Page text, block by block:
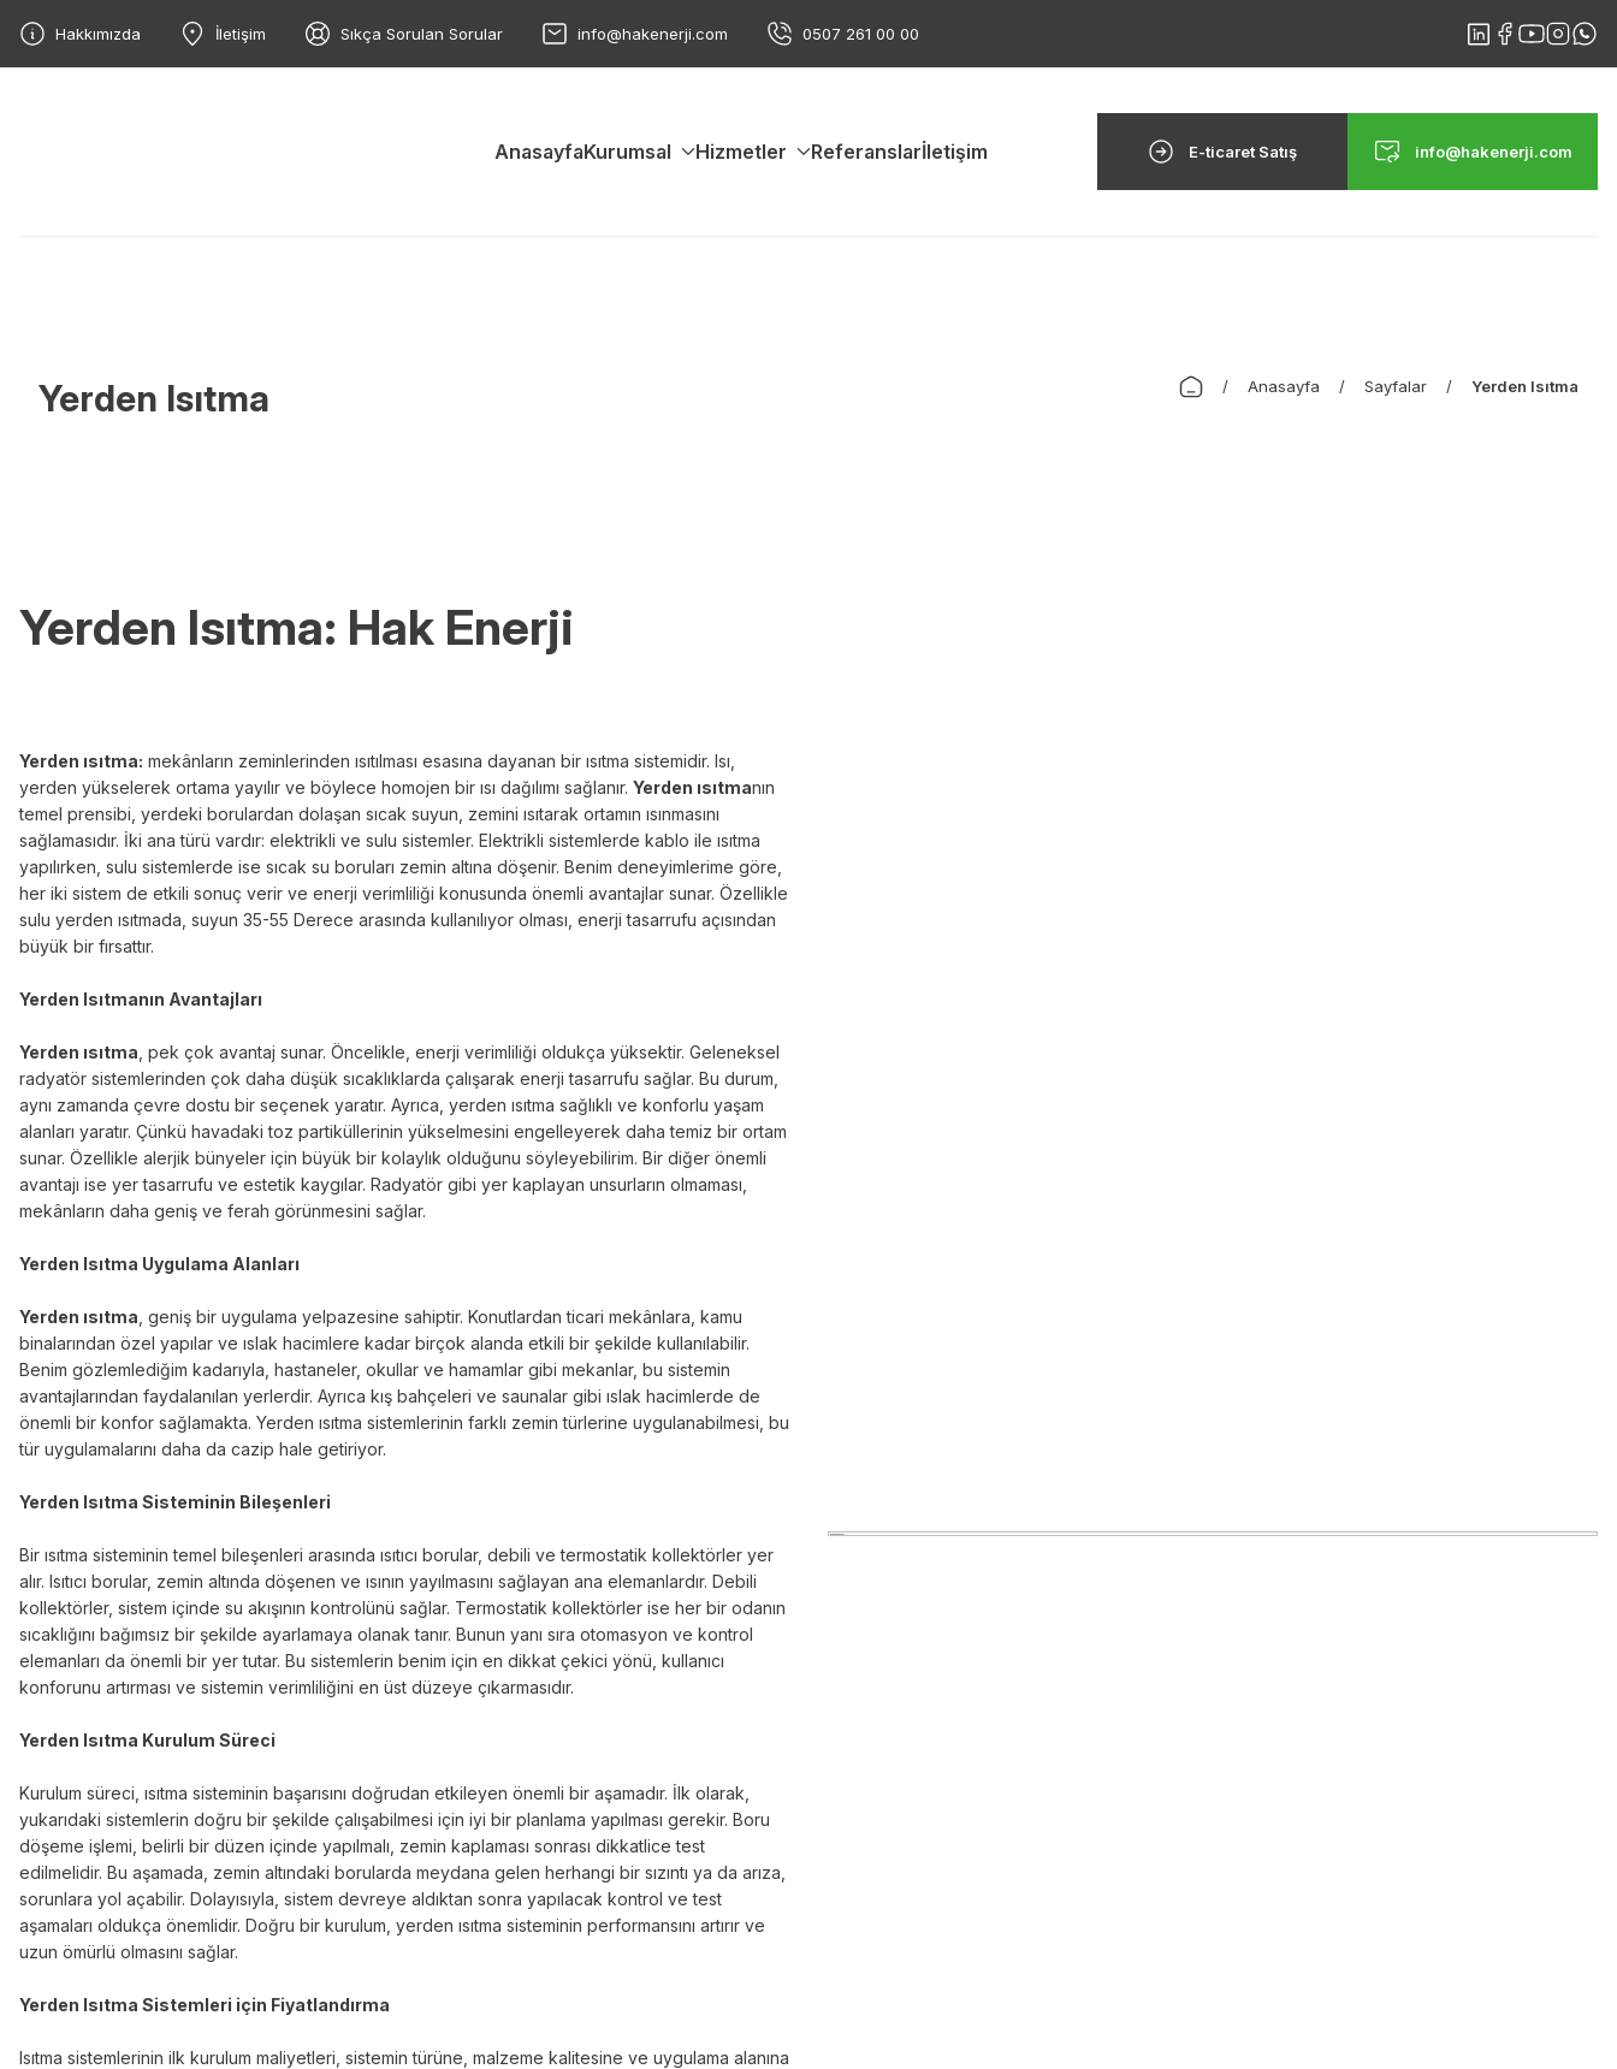
Hakkımızda İletişim Sıkça Sorulan Sorular info@hakenerji.com 0507 261 00 00
AnasayfaKurumsal Hizmetler Referanslarİletişim E-ticaret Satış info@hakenerji.com
Yerden Isıtma Anasayfa Sayfalar Yerden Isıtma
Yerden Isıtma: Hak Enerji
Yerden ısıtma: mekânların zeminlerinden ısıtılması esasına dayanan bir ısıtma sistemidir. Isı,
yerden yükselerek ortama yayılır ve böylece homojen bir ısı dağılımı sağlanır. Yerden ısıtmanın
temel prensibi, yerdeki borulardan dolaşan sıcak suyun, zemini ısıtarak ortamın ısınmasını
sağlamasıdır. İki ana türü vardır: elektrikli ve sulu sistemler. Elektrikli sistemlerde kablo ile ısıtma
yapılırken, sulu sistemlerde ise sıcak su boruları zemin altına döşenir. Benim deneyimlerime göre,
her iki sistem de etkili sonuç verir ve enerji verimliliği konusunda önemli avantajlar sunar. Özellikle
sulu yerden ısıtmada, suyun 35-55 Derece arasında kullanılıyor olması, enerji tasarrufu açısından
büyük bir fırsattır.
Yerden Isıtmanın Avantajları
Yerden ısıtma , pek çok avantaj sunar. Öncelikle, enerji verimliliği oldukça yüksektir. Geleneksel
radyatör sistemlerinden çok daha düşük sıcaklıklarda çalışarak enerji tasarrufu sağlar. Bu durum,
aynı zamanda çevre dostu bir seçenek yaratır. Ayrıca, yerden ısıtma sağlıklı ve konforlu yaşam
alanları yaratır. Çünkü havadaki toz partiküllerinin yükselmesini engelleyerek daha temiz bir ortam
sunar. Özellikle alerjik bünyeler için büyük bir kolaylık olduğunu söyleyebilirim. Bir diğer önemli
avantajı ise yer tasarrufu ve estetik kaygılar. Radyatör gibi yer kaplayan unsurların olmaması,
mekânların daha geniş ve ferah görünmesini sağlar.
Yerden Isıtma Uygulama Alanları
Yerden ısıtma , geniş bir uygulama yelpazesine sahiptir. Konutlardan ticari mekânlara, kamu
binalarından özel yapılar ve ıslak hacimlere kadar birçok alanda etkili bir şekilde kullanılabilir.
Benim gözlemlediğim kadarıyla, hastaneler, okullar ve hamamlar gibi mekanlar, bu sistemin
avantajlarından faydalanılan yerlerdir. Ayrıca kış bahçeleri ve saunalar gibi ıslak hacimlerde de
önemli bir konfor sağlamakta. Yerden ısıtma sistemlerinin farklı zemin türlerine uygulanabilmesi, bu
tür uygulamalarını daha da cazip hale getiriyor.
Yerden Isıtma Sisteminin Bileşenleri
Bir ısıtma sisteminin temel bileşenleri arasında ısıtıcı borular, debili ve termostatik kollektörler yer
alır. Isıtıcı borular, zemin altında döşenen ve ısının yayılmasını sağlayan ana elemanlardır. Debili
kollektörler, sistem içinde su akışının kontrolünü sağlar. Termostatik kollektörler ise her bir odanın
sıcaklığını bağımsız bir şekilde ayarlamaya olanak tanır. Bunun yanı sıra otomasyon ve kontrol
elemanları da önemli bir yer tutar. Bu sistemlerin benim için en dikkat çekici yönü, kullanıcı
konforunu artırması ve sistemin verimliliğini en üst düzeye çıkarmasıdır.
Yerden Isıtma Kurulum Süreci
Kurulum süreci, ısıtma sisteminin başarısını doğrudan etkileyen önemli bir aşamadır. İlk olarak,
yukarıdaki sistemlerin doğru bir şekilde çalışabilmesi için iyi bir planlama yapılması gerekir. Boru
döşeme işlemi, belirli bir düzen içinde yapılmalı, zemin kaplaması sonrası dikkatlice test
edilmelidir. Bu aşamada, zemin altındaki borularda meydana gelen herhangi bir sızıntı ya da arıza,
sorunlara yol açabilir. Dolayısıyla, sistem devreye aldıktan sonra yapılacak kontrol ve test
aşamaları oldukça önemlidir. Doğru bir kurulum, yerden ısıtma sisteminin performansını artırır ve
uzun ömürlü olmasını sağlar.
Yerden Isıtma Sistemleri için Fiyatlandırma
Isıtma sistemlerinin ilk kurulum maliyetleri, sistemin türüne, malzeme kalitesine ve uygulama alanına